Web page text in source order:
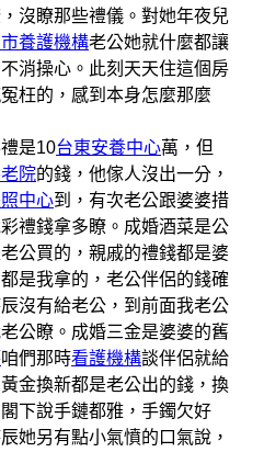
沒瞭那些禮儀。對她年夜兒
養護機構老公她就什麼都讓
消操心。此刻天天住這個房
枉的，感到本身怎麼那麼
是10台東安養中心萬，但
院的錢，他傢人沒出一分，
中心到，有次老公跟婆婆措
禮錢拿多瞭。成婚酒菜是公
公買的，親戚的禮錢都是婆
是我拿的，老公伴侶的錢確
沒有給老公，到前面我老公
公瞭。成婚三金是婆婆的舊
咱們那時看護機構談伴侶就給
金換新都是老公出的錢，換
下說手鏈都雅，手鐲欠好
她另有點小氣憤的口氣說，